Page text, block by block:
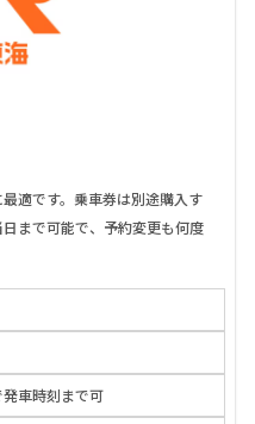
適です。乗車券は別途購入す
まで可能で、予約変更も何度
車時刻まで可